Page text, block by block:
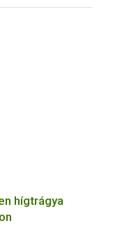
hígtrágya